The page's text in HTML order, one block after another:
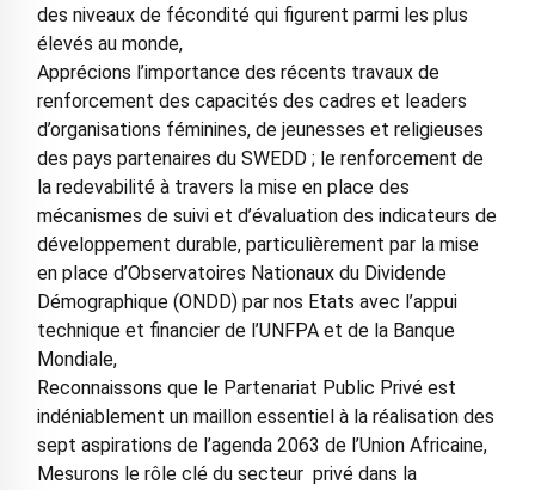
des niveaux de fécondité qui figurent parmi les plus
élevés au monde,
Apprécions l’importance des récents travaux de
renforcement des capacités des cadres et leaders
d’organisations féminines, de jeunesses et religieuses
des pays partenaires du SWEDD ; le renforcement de
la redevabilité à travers la mise en place des
mécanismes de suivi et d’évaluation des indicateurs de
développement durable, particulièrement par la mise
en place d’Observatoires Nationaux du Dividende
Démographique (ONDD) par nos Etats avec l’appui
technique et financier de l’UNFPA et de la Banque
Mondiale,
Reconnaissons que le Partenariat Public Privé est
indéniablement un maillon essentiel à la réalisation des
sept aspirations de l’agenda 2063 de l’Union Africaine,
Mesurons le rôle clé du secteur privé dans la